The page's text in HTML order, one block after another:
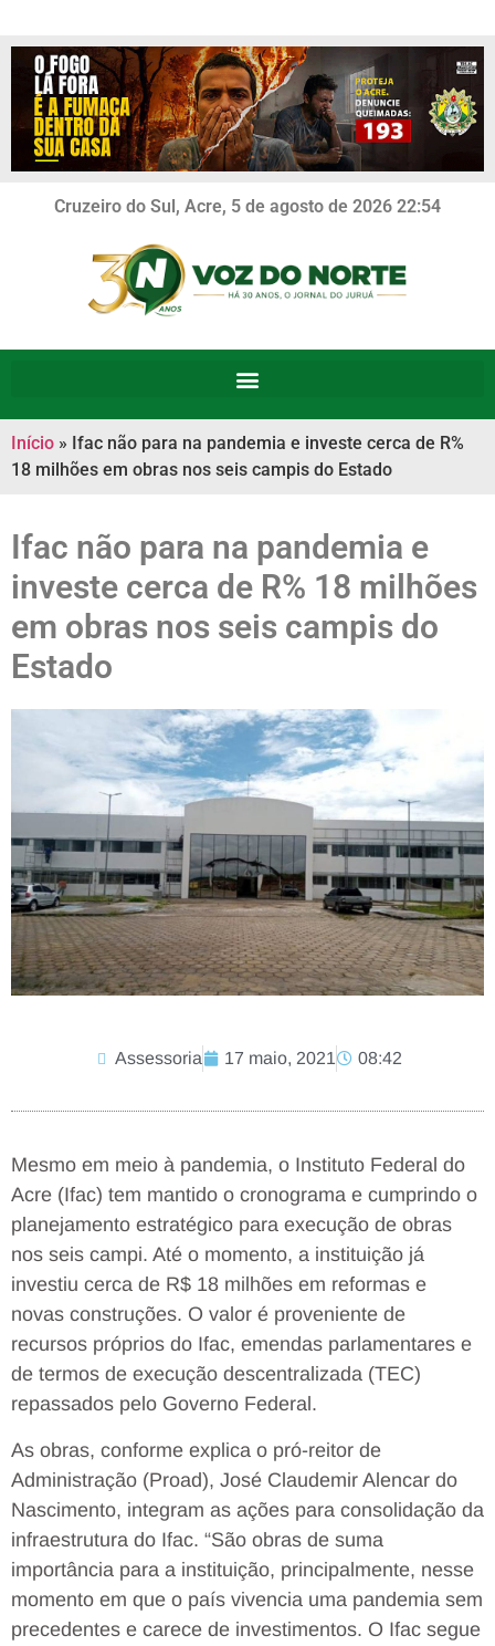
Cruzeiro do Sul, Acre, 5 de agosto de 2026 22:54
Início » Ifac não para na pandemia e investe cerca de R%
18 milhões em obras nos seis campis do Estado
Ifac não para na pandemia e
investe cerca de R% 18 milhões
em obras nos seis campis do
Estado
Assessoria 17 maio, 2021 08:42
Mesmo em meio à pandemia, o Instituto Federal do
Acre (Ifac) tem mantido o cronograma e cumprindo o
planejamento estratégico para execução de obras
nos seis campi. Até o momento, a instituição já
investiu cerca de R$ 18 milhões em reformas e
novas construções. O valor é proveniente de
recursos próprios do Ifac, emendas parlamentares e
de termos de execução descentralizada (TEC)
repassados pelo Governo Federal.
As obras, conforme explica o pró-reitor de
Administração (Proad), José Claudemir Alencar do
Nascimento, integram as ações para consolidação da
infraestrutura do Ifac. “São obras de suma
importância para a instituição, principalmente, nesse
momento em que o país vivencia uma pandemia sem
precedentes e carece de investimentos. O Ifac segue